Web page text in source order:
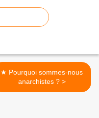
★ Pourquoi sommes-nous
anarchistes ? >